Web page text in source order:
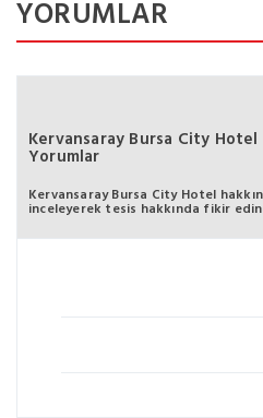
YORUMLAR
Kervansaray Bursa City Hotel
Yorumlar
Kervansaray Bursa City Hotel
inceleyerek tesis hakkında fikir